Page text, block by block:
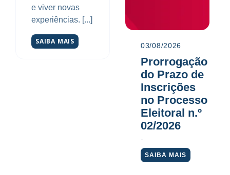
e viver novas
experiências. [...]
SAIBA MAIS
03/08/2026
Prorrogação
do Prazo de
Inscrições
no Processo
Eleitoral n.º
02/2026
SAIBA MAIS